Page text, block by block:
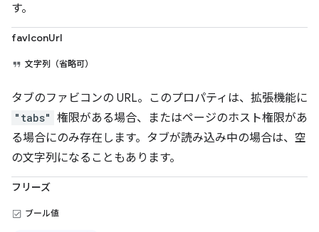
す。
favIconUrl
文字列（省略可）
タブのファビコンの URL。このプロパティは、拡張機能に
"tabs" 権限がある場合、またはページのホスト権限があ
る場合にのみ存在します。タブが読み込み中の場合は、空
の文字列になることもあります。
フリーズ
ブール値